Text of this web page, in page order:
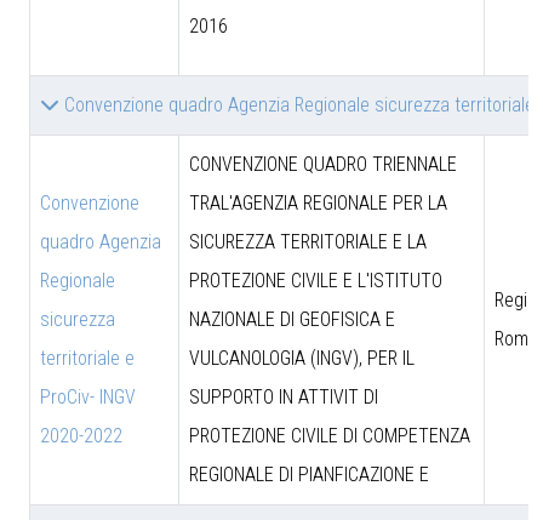
2016
Convenzione quadro Agenzia Regionale sicurezza territoriale
Convenzione
quadro Agenzia
Regionale
sicurezza
territoriale e
ProCiv- INGV
2020-2022
CONVENZIONE QUADRO TRIENNALE
TRAL'AGENZIA REGIONALE PER LA
SICUREZZA TERRITORIALE E LA
PROTEZIONE CIVILE E L'ISTITUTO
NAZIONALE DI GEOFISICA E
VULCANOLOGIA (INGV), PER IL
SUPPORTO IN ATTIVIT DI
PROTEZIONE CIVILE DI COMPETENZA
REGIONALE DI PIANFICAZIONE E